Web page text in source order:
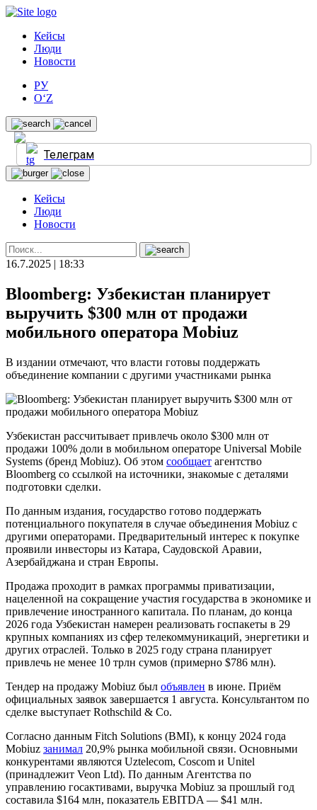
Кейсы
Люди
Новости
РУ
O‘Z
Телеграм
Кейсы
Люди
Новости
16.7.2025 | 18:33
Bloomberg: Узбекистан планирует
выручить $300 млн от продажи
мобильного оператора Mobiuz
В издании отмечают, что власти готовы поддержать
объединение компании с другими участниками рынка
Узбекистан рассчитывает привлечь около $300 млн от
продажи 100% доли в мобильном операторе Universal Mobile
Systems (бренд Mobiuz). Об этом сообщает агентство
Bloomberg со ссылкой на источники, знакомые с деталями
подготовки сделки.
По данным издания, государство готово поддержать
потенциального покупателя в случае объединения Mobiuz с
другими операторами. Предварительный интерес к покупке
проявили инвесторы из Катара, Саудовской Аравии,
Азербайджана и стран Европы.
Продажа проходит в рамках программы приватизации,
нацеленной на сокращение участия государства в экономике и
привлечение иностранного капитала. По планам, до конца
2026 года Узбекистан намерен реализовать госпакеты в 29
крупных компаниях из сфер телекоммуникаций, энергетики и
других отраслей. Только в 2025 году страна планирует
привлечь не менее 10 трлн сумов (примерно $786 млн).
Тендер на продажу Mobiuz был объявлен в июне. Приём
официальных заявок завершается 1 августа. Консультантом по
сделке выступает Rothschild & Co.
Согласно данным Fitch Solutions (BMI), к концу 2024 года
Mobiuz занимал 20,9% рынка мобильной связи. Основными
конкурентами являются Uztelecom, Coscom и Unitel
(принадлежит Veon Ltd). По данным Агентства по
управлению госактивами, выручка Mobiuz за прошлый год
составила $164 млн, показатель EBITDA — $41 млн.